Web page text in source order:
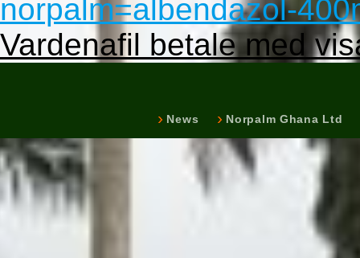
norpalm=albendazol-
Vardenafil betale med
News Norpalm Ghana Ltd